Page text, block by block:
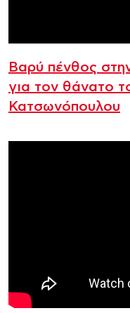
Βαρύ πένθος
για τον θάνατο
Κατσωνόπουλου